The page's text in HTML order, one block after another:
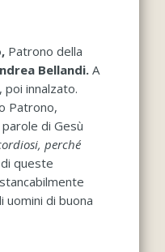
Patrono della
Bellandi. A
poi innalzato.
Patrono,
di Gesù
perché
queste
di buona